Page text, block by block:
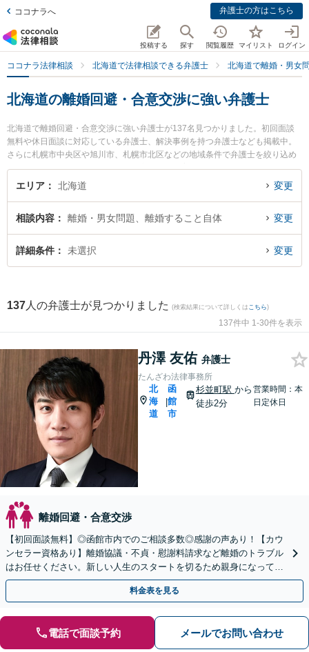
ココナラへ 弁護士の方はこちら
投稿する 探す 閲覧履歴 マイリスト ログイン
ココナラ法律相談 北海道で法律相談できる弁護士 北海道で離婚・男女
北海道の離婚回避・合意交渉に強い弁護士
北海道で離婚回避・合意交渉に強い弁護士が137名見つかりました。初回面談
無料や休日面談に対応している弁護士、解決事例を持つ弁護士なども掲載中。
さらに札幌市中央区や旭川市、札幌市北区などの地域条件で弁護士を絞り込め
ます。離婚・男女問題に関係する財産分与や養育費、親権等の細かな分野での
絞り込み検索もでき便利です。特にたんざわ法律事務所の丹澤 友佑弁護士やさ
目されています。『北海道で土日や夜間に発生した離婚回避・合意交渉のトラ
ブルを今すぐに弁護士に相談したい』『離婚回避・合意交渉のトラブル解決の
実績豊富な近くの弁護士を検索したい』『初回相談無料で離婚回避・合意交渉
エリア 北海道 変更
相談内容 離婚・男女問題、離婚すること自体 変更
詳細条件 未選択 変更
137 人の弁護士が見つかりました (検索結果について詳しくは こちら)
137件中 1-30件を表示
丹澤 友佑 弁護士
たんざわ法律事務所
北
海
道
|
函
館
市
杉並町駅 から
徒歩2分
営業時間：本
日定休日
離婚回避・合意交渉
【初回面談無料】◎函館市内でのご相談多数◎感謝の声あり！【カウ
ンセラー資格あり】離婚協議・不貞・慰謝料請求など離婚のトラブル
はお任せください。新しい人生のスタートを切るため親身になって対
応します。【夜間・休日対応可能】【弁護士歴13年以上】
料金表を見る
電話で面談予約 メールでお問い合わせ